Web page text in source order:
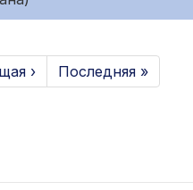
› Последняя »